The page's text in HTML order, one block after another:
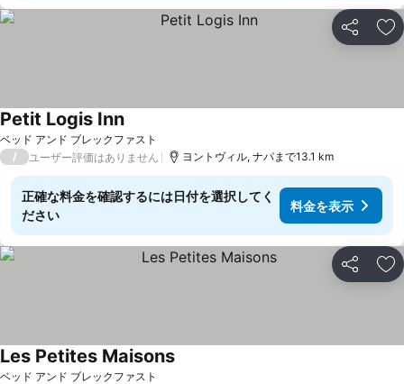
シェア お
ベッド アンド ブレックファスト
Petit Logis Inn料金を表示
/ ユーザー評価はありません ヨントヴィル, ナパまで13.1 km
正確な料金を確認するには日付を選択してく
ださい
料金を表示
シェア お
ベッド アンド ブレックファスト
Les Petites Maisons料金を表示